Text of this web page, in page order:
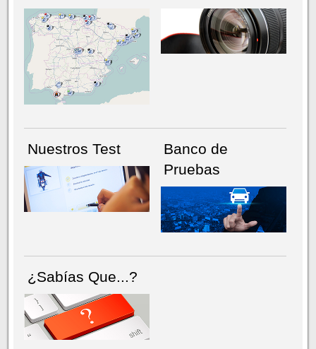
NÚMERO ACTUALHEMEROTECA
Nuestros Test
Banco de
Pruebas
¿Sabías Que...?